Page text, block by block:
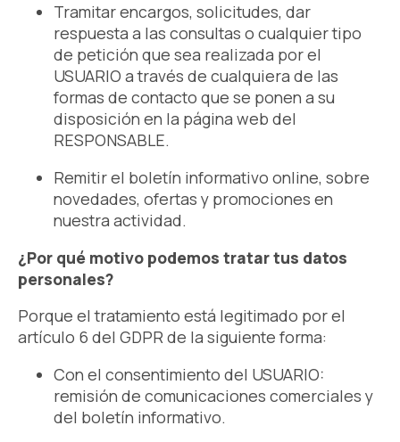
Tramitar encargos, solicitudes, dar
respuesta a las consultas o cualquier tipo
de petición que sea realizada por el
USUARIO a través de cualquiera de las
formas de contacto que se ponen a su
disposición en la página web del
RESPONSABLE.
Remitir el boletín informativo online, sobre
novedades, ofertas y promociones en
nuestra actividad.
¿Por qué motivo podemos tratar tus datos
personales?
Porque el tratamiento está legitimado por el
artículo 6 del GDPR de la siguiente forma:
Con el consentimiento del USUARIO:
remisión de comunicaciones comerciales y
del boletín informativo.